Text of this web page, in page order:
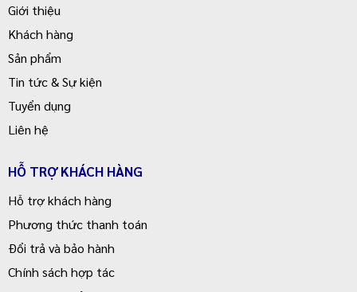
Giới thiệu
Khách hàng
Sản phẩm
Tin tức & Sự kiện
Tuyển dụng
Liên hệ
HỖ TRỢ KHÁCH HÀNG
Hỗ trợ khách hàng
Phương thức thanh toán
Đổi trả và bảo hành
Chính sách hợp tác